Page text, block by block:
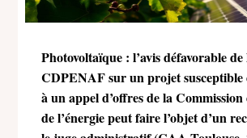
Photovoltaïque : l’avis défavorable de
CDPENAF sur un projet susceptible
à un appel d’offres de la
de l’énergie peut faire l’objet d’un